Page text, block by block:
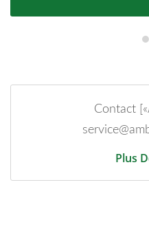
Contact
Plus